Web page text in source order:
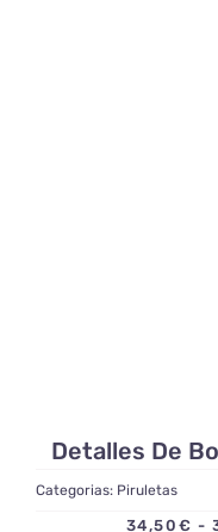
Detalles De
Categorias: Piruletas
34,50 € -